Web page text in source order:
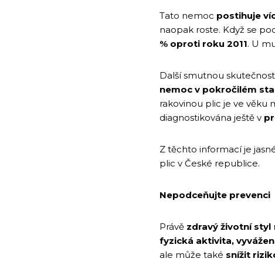
Tato nemoc postihuje
naopak roste. Když se
% oproti roku 2011. U
Další smutnou
nemoc v pokročilém
rakovinou plic je ve věku
diagnostikována ještě v
Z těchto informací je
plic v České republice.
Nepodceňujte prevenci
Právě zdravý životní styl
fyzická aktivita,
ale může také snížit